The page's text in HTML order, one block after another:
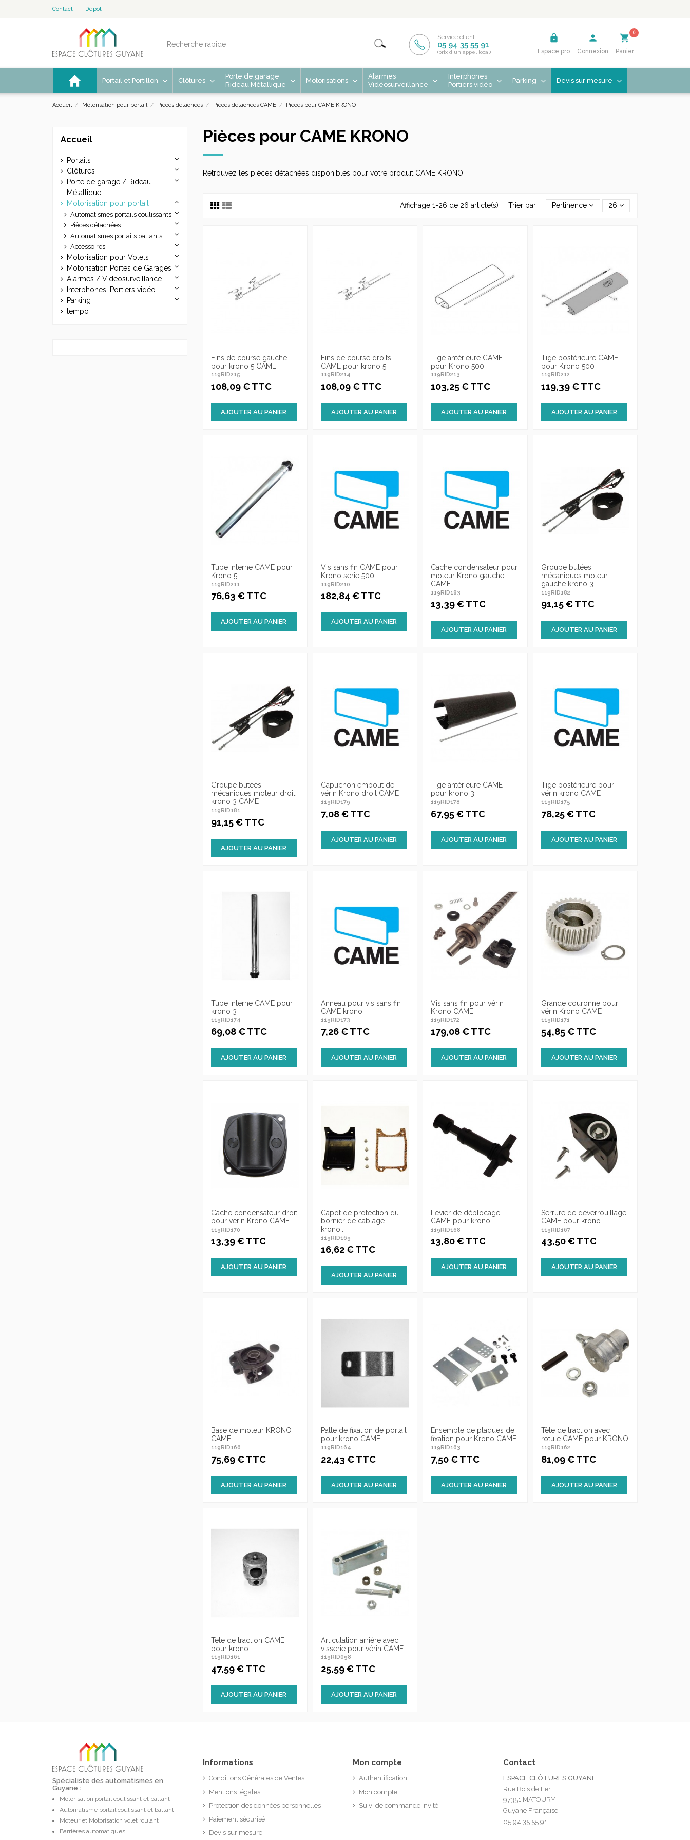
Contact Dépôt
Service client :
05 94 35 55 91
(prix d'un appel local)
lock
Espace pro
person
Connexion
shopping_cart
0
Panier
Portail et Portillon Clôtures
Porte de garage
Rideau Métallique
Motorisations
Alarmes
Vidéosurveillance
Interphones
Portiers vidéo
Parking Devis sur mesure
Accueil Motorisation pour portail Pièces détachées Pièces détachées CAME Pièces pour CAME KRONO
Pièces pour CAME KRONO
Retrouvez les pièces détachées disponibles pour votre produit CAME KRONO
Affichage 1-26 de 26 article(s) Trier par : Pertinence 26
Fins de course gauche
pour krono 5 CAME
119RID215
108,09 € TTC
AJOUTER AU PANIER
Fins de course droits
CAME pour krono 5
119RID214
108,09 € TTC
AJOUTER AU PANIER
Tige antérieure CAME
pour Krono 500
119RID213
103,25 € TTC
AJOUTER AU PANIER
Tige postérieure CAME
pour Krono 500
119RID212
119,39 € TTC
AJOUTER AU PANIER
Tube interne CAME pour
Krono 5
119RID211
76,63 € TTC
AJOUTER AU PANIER
Vis sans fin CAME pour
Krono serie 500
119RID210
182,84 € TTC
AJOUTER AU PANIER
Cache condensateur pour
moteur Krono gauche
CAME
119RID183
13,39 € TTC
AJOUTER AU PANIER
Groupe butées
mécaniques moteur
gauche krono 3...
119RID182
91,15 € TTC
AJOUTER AU PANIER
Groupe butées
mécaniques moteur droit
krono 3 CAME
119RID181
91,15 € TTC
AJOUTER AU PANIER
Capuchon embout de
vérin Krono droit CAME
119RID179
7,08 € TTC
AJOUTER AU PANIER
Tige antérieure CAME
pour krono 3
119RID178
67,95 € TTC
AJOUTER AU PANIER
Tige postérieure pour
vérin krono CAME
119RID175
78,25 € TTC
AJOUTER AU PANIER
Tube interne CAME pour
krono 3
119RID174
69,08 € TTC
AJOUTER AU PANIER
Anneau pour vis sans fin
CAME krono
119RID173
7,26 € TTC
AJOUTER AU PANIER
Vis sans fin pour vérin
Krono CAME
119RID172
179,08 € TTC
AJOUTER AU PANIER
Grande couronne pour
vérin Krono CAME
119RID171
54,85 € TTC
AJOUTER AU PANIER
Cache condensateur droit
pour vérin Krono CAME
119RID170
13,39 € TTC
AJOUTER AU PANIER
Capot de protection du
bornier de cablage
krono...
119RID169
16,62 € TTC
AJOUTER AU PANIER
Levier de déblocage
CAME pour krono
119RID168
13,80 € TTC
AJOUTER AU PANIER
Serrure de déverrouillage
CAME pour krono
119RID167
43,50 € TTC
AJOUTER AU PANIER
Base de moteur KRONO
CAME
119RID166
75,69 € TTC
AJOUTER AU PANIER
Patte de fixation de portail
pour krono CAME
119RID164
22,43 € TTC
AJOUTER AU PANIER
Ensemble de plaques de
fixation pour Krono CAME
119RID163
7,50 € TTC
AJOUTER AU PANIER
Tète de traction avec
rotule CAME pour KRONO
119RID162
81,09 € TTC
AJOUTER AU PANIER
Tete de traction CAME
pour krono
119RID161
47,59 € TTC
AJOUTER AU PANIER
Articulation arrière avec
visserie pour vérin CAME
119RID098
25,59 € TTC
AJOUTER AU PANIER
Accueil
Portails
Clôtures
Porte de garage / Rideau
Métallique
Motorisation pour portail
Automatismes portails coulissants
Pièces détachées
Automatismes portails battants
Accessoires
Motorisation pour Volets
Motorisation Portes de Garages
Alarmes / Videosurveillance
Interphones, Portiers vidéo
Parking
tempo
Spécialiste des automatismes en
Guyane :
Motorisation portail coulissant et battant
Automatisme portail coulissant et battant
Moteur et Motorisation volet roulant
Barrières automatiques
Informations
Conditions Générales de Ventes
Mentions légales
Protection des données personnelles
Paiement sécurisé
Devis sur mesure
Mon compte
Authentification
Mon compte
Suivi de commande invité
Contact
ESPACE CLÔTURES GUYANE
Rue Bois de Fer
97351 MATOURY
Guyane Française
05 94 35 55 91